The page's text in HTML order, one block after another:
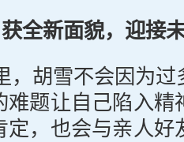
获全新面貌，迎接
，胡雪不会因为
难题让自己陷入精
定，也会与亲人好